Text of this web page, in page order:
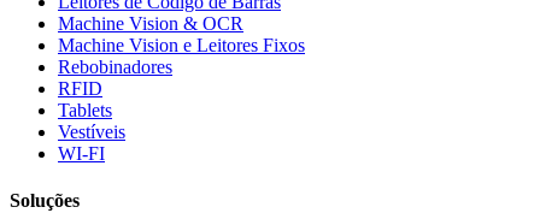
Machine Vision & OCR
Machine Vision e Leitores Fixos
Rebobinadores
RFID
Tablets
Vestíveis
WI-FI
Soluções